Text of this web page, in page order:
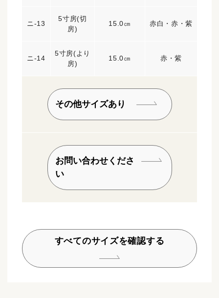
ニ-13
5寸房(切
房)
15.0㎝ 赤白・赤・紫
ニ-14
5寸房(より
房)
15.0㎝ 赤・紫
その他サイズあり
お問い合わせくださ
い
すべてのサイズを確認する